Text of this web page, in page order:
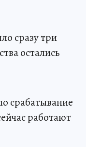
сразу три
остались
срабатывание
работают